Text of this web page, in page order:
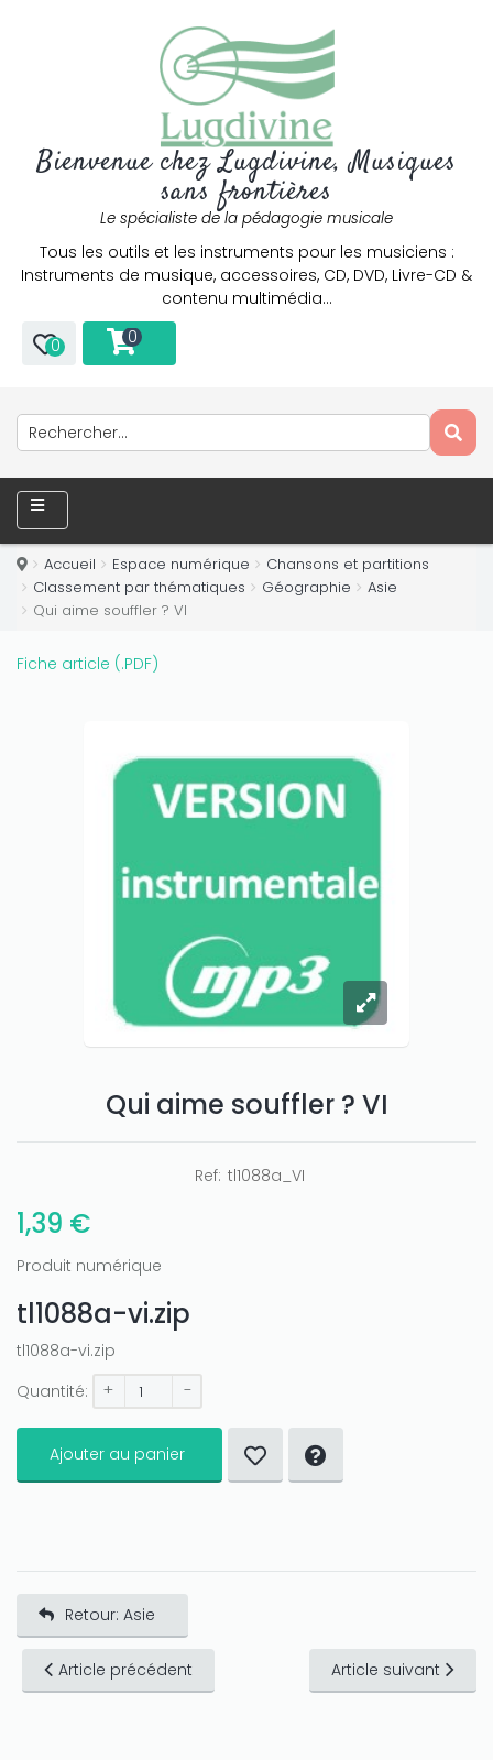
Bienvenue chez Lugdivine, Musiques
sans frontières
Le spécialiste de la pédagogie musicale
Tous les outils et les instruments pour les musiciens :
Instruments de musique, accessoires, CD, DVD, Livre-CD &
contenu multimédia…
0 0
Accueil Espace numérique
Chansons et partitions
Classement par thématiques
Géographie
Asie
Qui aime souffler ? VI
Fiche article (.PDF)
Qui aime souffler ? VI
Ref: tl1088a_VI
1,39 €
Produit numérique
tl1088a-vi.zip
tl1088a-vi.zip
Quantité:
+ -
Ajouter au panier
Retour: Asie
Article précédent Article suivant
Only play at
amount on your credits!